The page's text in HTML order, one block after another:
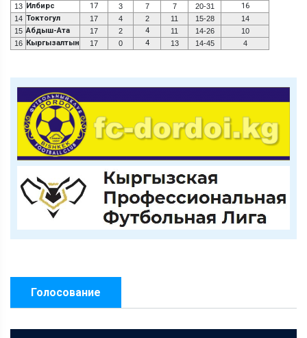
13 Илбирс 17 3 7 7 20-31 16
14 Токтогул 17 4 2 11 15-28
14
15 Абдыш-Ата 17 2 4 11 14-26
10
16 Кыргызалтын 17 0 4 13 14-45 4
Голосование